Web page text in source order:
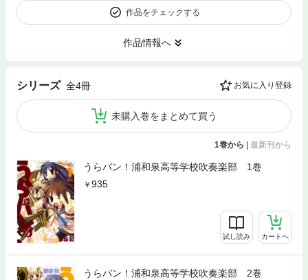
作品をチェックする
作品情報へ
シリーズ 全4冊 お気に入り登録
未購入巻をまとめて買う
1巻から | 最新刊から
うらバン！浦和泉高等学校吹奏楽部 1巻
935
試し読み カートへ
うらバン！浦和泉高等学校吹奏楽部 2巻